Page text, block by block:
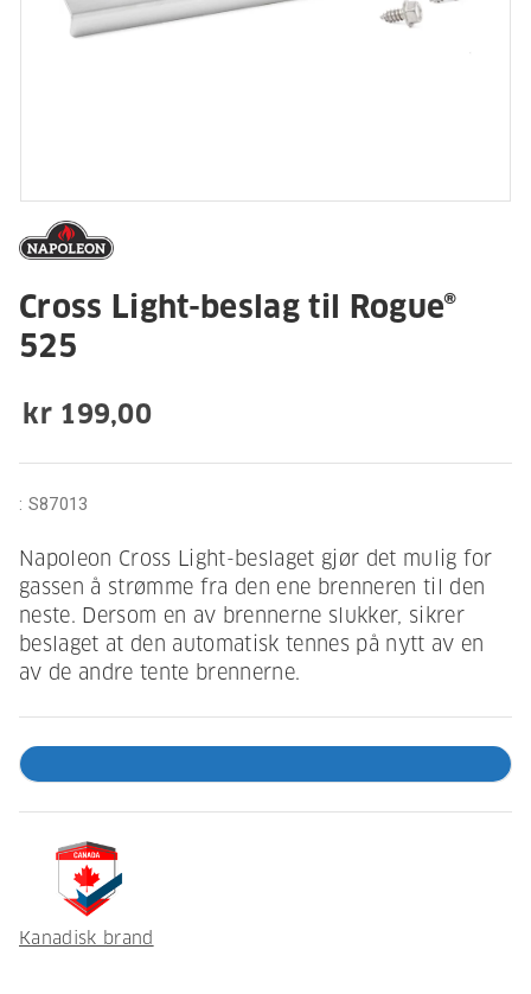
Cross Light-beslag til Rogue®
525
kr 199,00
: S87013
Napoleon Cross Light-beslaget gjør det mulig for
gassen å strømme fra den ene brenneren til den
neste. Dersom en av brennerne slukker, sikrer
beslaget at den automatisk tennes på nytt av en
av de andre tente brennerne.
Kanadisk brand